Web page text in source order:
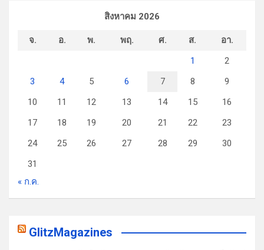
สิงหาคม 2026
จ. อ. พ. พฤ. ศ. ส.
อา.
1
2
3
4 5 6 7 8
9
10
11 12 13 14 15
16
17
18 19 20 21 22
23
24
25 26 27 28 29
30
31
« ก.ค.
GlitzMagazines